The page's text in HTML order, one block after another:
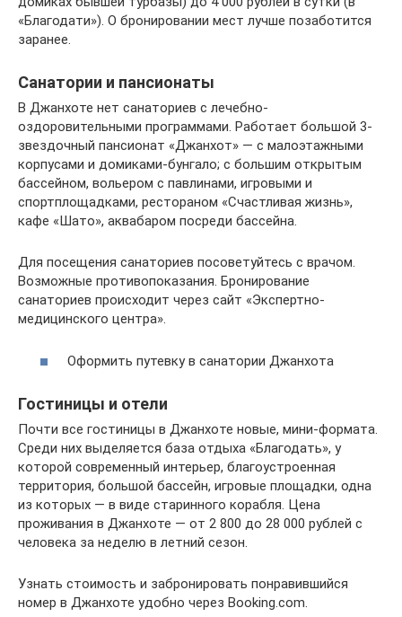
«Благодати»). О бронировании мест лучше позаботится
заранее.
Санатории и пансионаты
В Джанхоте нет санаториев с лечебно-
оздоровительными программами. Работает большой 3-
звездочный пансионат «Джанхот» — с малоэтажными
корпусами и домиками-бунгало; с большим открытым
бассейном, вольером с павлинами, игровыми и
спортплощадками, рестораном «Счастливая жизнь»,
кафе «Шато», аквабаром посреди бассейна.
Для посещения санаториев посоветуйтесь с врачом.
Возможные противопоказания. Бронирование
санаториев происходит через сайт «Экспертно-
медицинского центра».
Оформить путевку в санатории Джанхота
Гостиницы и отели
Почти все гостиницы в Джанхоте новые, мини-формата.
Среди них выделяется база отдыха «Благодать», у
которой современный интерьер, благоустроенная
территория, большой бассейн, игровые площадки, одна
из которых — в виде старинного корабля. Цена
проживания в Джанхоте — от 2 800 до 28 000 рублей с
человека за неделю в летний сезон.
Узнать стоимость и забронировать понравившийся
номер в Джанхоте удобно через Booking.com.